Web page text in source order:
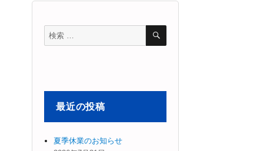
検
索
検
最近の投稿
夏季休業のお知らせ